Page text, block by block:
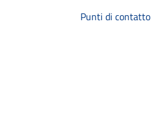
Punti di contatto